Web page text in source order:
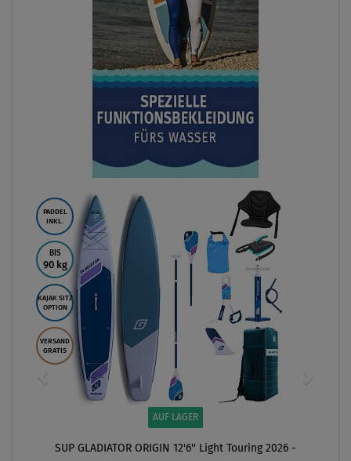
PADDEL
INKL.
BIS
90 kg
KAJAK SITZ
OPTION
VERSAND
GRATIS
AUF LAGER
SUP GLADIATOR ORIGIN 12'6'' Light Touring 2026 -